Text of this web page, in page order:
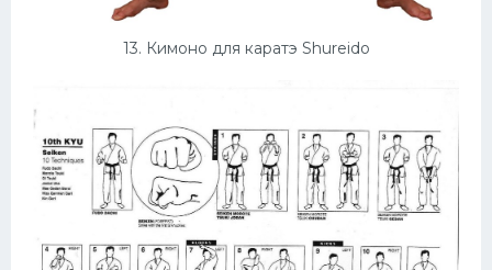
13. Кимоно для каратэ Shureido